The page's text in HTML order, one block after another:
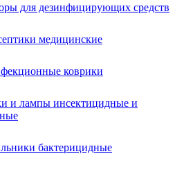
для дезинфицирующих средств
медицинские
коврики
и лампы инсектицидные и
бактерицидные